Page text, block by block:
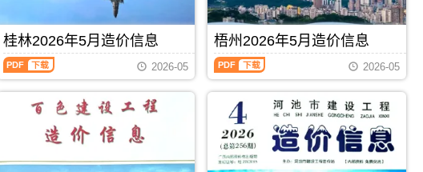
价
编
制
方
发
布，
贺
期
信
息
期
刊
PDF
程
设
计
概
算
编
城
控
制
价
编
制，
属
于
市
建
材
信
息）
期
刊，
由
南
造
期
刊，
由
柳
州
市
建
价
信
息
桂林2026年5月造价信息
桂
林
信
2026-05
梧州2026年5月造价信息
梧
州
造
价
信
2026-05